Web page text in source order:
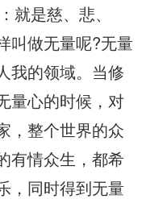
是慈、悲、
叫做无量呢?无量
我的领域。当修
量心的时候，对
，整个世界的众
有情众生，都希
，同时得到无量